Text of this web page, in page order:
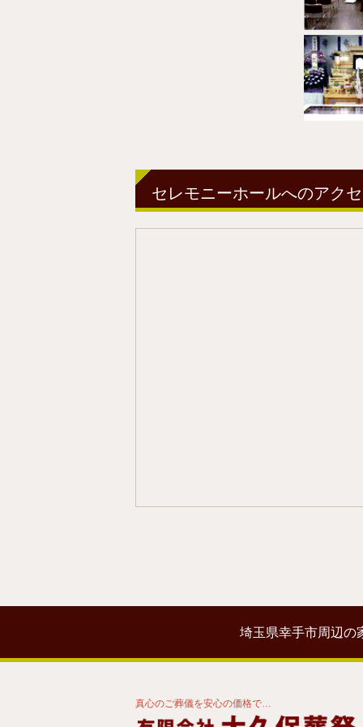
セレモニーホールへのアク
埼玉県幸手市周辺
真心のご葬儀を安心の価格で…